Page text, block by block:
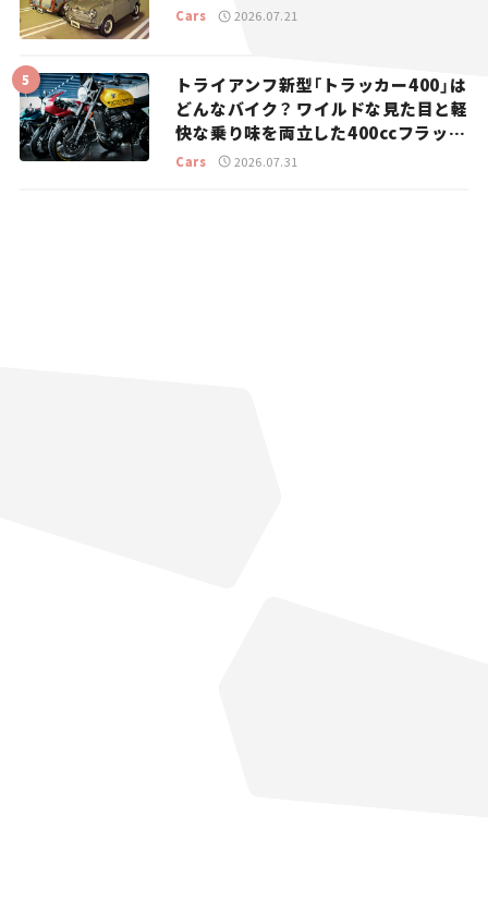
Cars 2026.07.21
トライアンフ新型「トラッカー400」は
どんなバイク？ ワイルドな見た目と軽
快な乗り味を両立した400ccフラット
トラッカー【試乗レビュー】
Cars 2026.07.31